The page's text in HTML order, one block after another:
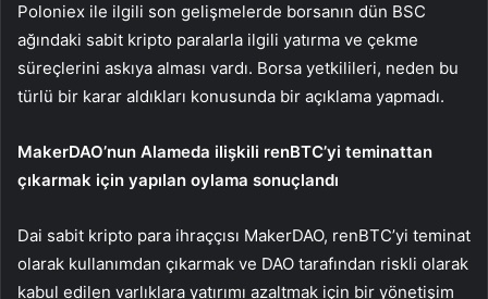
Poloniex ile ilgili son gelişmelerde borsanın dün BSC
ağındaki sabit kripto paralarla ilgili yatırma ve çekme
süreçlerini askıya alması vardı. Borsa yetkilileri, neden bu
türlü bir karar aldıkları konusunda bir açıklama yapmadı.
MakerDAO’nun Alameda ilişkili renBTC’yi teminattan
çıkarmak için yapılan oylama sonuçlandı
Dai sabit kripto para ihraççısı MakerDAO, renBTC’yi teminat
olarak kullanımdan çıkarmak ve DAO tarafından riskli olarak
kabul edilen varlıklara yatırımı azaltmak için bir yönetişim